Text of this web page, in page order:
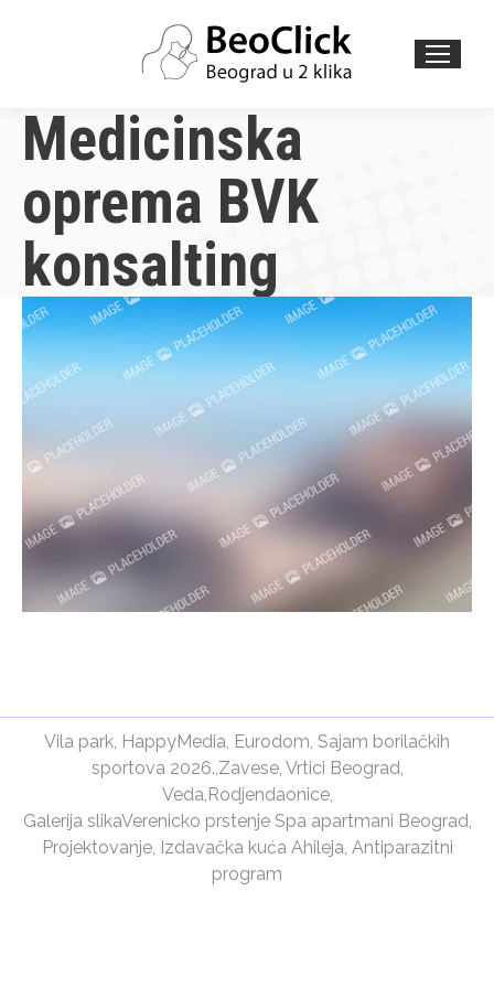
Medicinska
oprema BVK
konsalting
Vila park HappyMedia Eurodom Sajam borilačkih
sportova 2026. Zavese, Vrtici Beograd
Veda Rodjendaonice,
Galerija slikaVerenicko prstenje Spa apartmani Beograd
Projektovanje, Izdavačka kuća Ahileja Antiparazitni
program